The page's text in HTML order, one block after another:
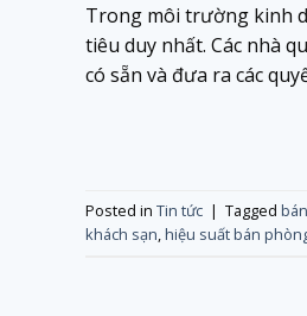
Trong môi trường kinh
tiêu duy nhất. Các nhà
có sẵn và đưa ra các
Posted in Tin tức | Tagged
khách sạn,hiệu suất bán